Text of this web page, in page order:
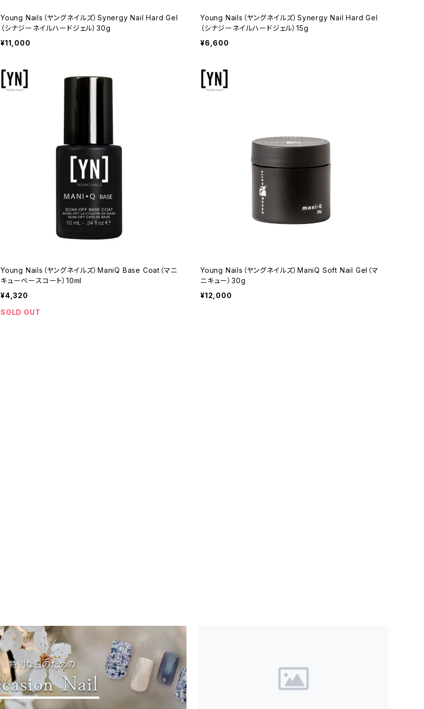
Young Nails（ヤングネイルズ）Synergy Nail Hard Gel
（シナジーネイルハードジェル）30g
¥11,000
Young Nails（ヤングネイルズ）Synergy Nail Hard Gel
（シナジーネイルハードジェル）15g
¥6,600
Young Nails（ヤングネイルズ）ManiQ Base Coat（マニ
キューベースコート）10ml
¥4,320
SOLD OUT
Young Nails（ヤングネイルズ）ManiQ Soft Nail Gel（マ
ニキュー）30g
¥12,000